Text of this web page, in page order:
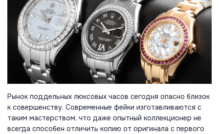
Рынок поддельных люксовых часов сегодня опасно близок
к совершенству. Современные фейки изготавливаются с
таким мастерством, что даже опытный коллекционер не
всегда способен отличить копию от оригинала с первого